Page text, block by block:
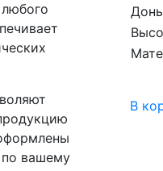
вашему
В